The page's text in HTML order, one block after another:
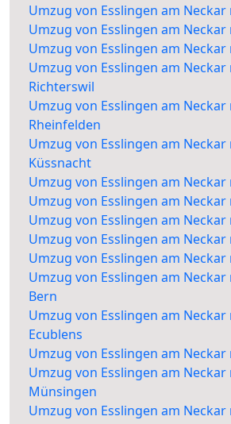
Umzug von Esslingen am
Umzug von Esslingen am
Umzug von Esslingen am Neckar
Umzug von Esslingen am Neckar
Richterswil
Umzug von Esslingen am Neckar
Rheinfelden
Umzug von Esslingen am Neckar
Küssnacht
Umzug von Esslingen am
Umzug von Esslingen am Neckar
Umzug von Esslingen am Neckar
Umzug von Esslingen am Neckar
Umzug von Esslingen am Neckar
Umzug von Esslingen am
Bern
Umzug von Esslingen am Neckar
Ecublens
Umzug von Esslingen am Neckar
Umzug von Esslingen am Neckar
Münsingen
Umzug von Esslingen am Neckar